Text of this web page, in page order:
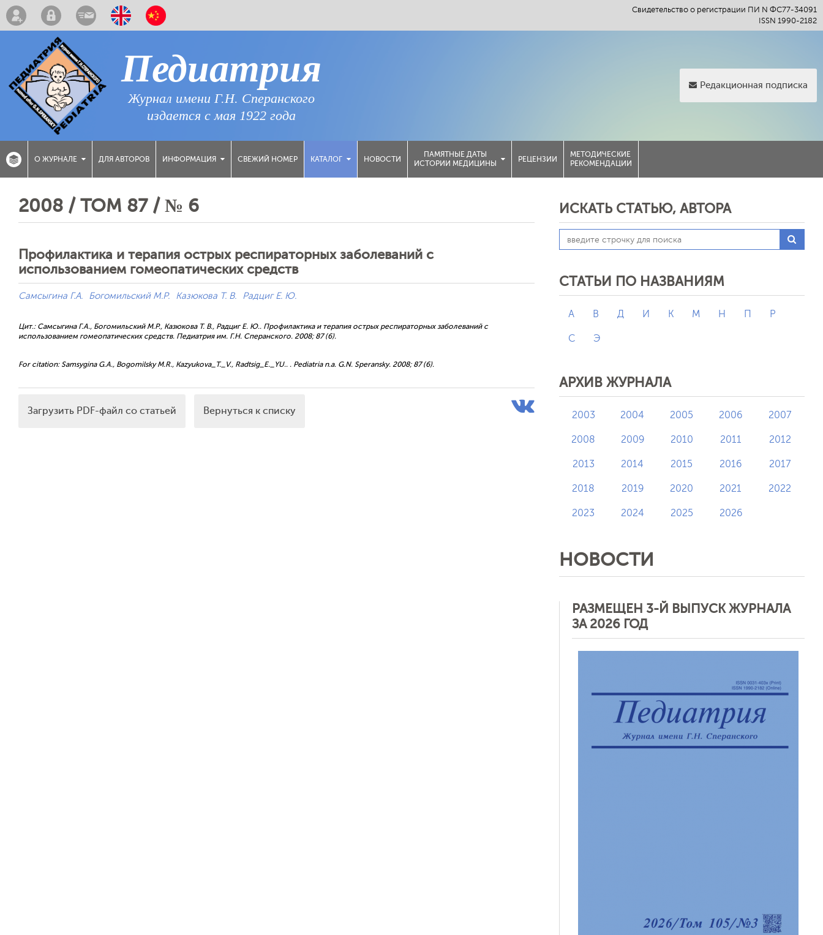
Свидетельство о регистрации ПИ N ФС77-34091
ISSN 1990-2182
Педиатрия
Журнал имени Г.Н. Сперанского
издается с мая 1922 года
Редакционная подписка
О ЖУРНАЛЕ ДЛЯ АВТОРОВ ИНФОРМАЦИЯ СВЕЖИЙ НОМЕР КАТАЛОГ НОВОСТИ
ПАМЯТНЫЕ ДАТЫ
ИСТОРИИ МЕДИЦИНЫ
РЕЦЕНЗИИ
МЕТОДИЧЕСКИЕ
РЕКОМЕНДАЦИИ
2008 / ТОМ 87 / № 6
Профилактика и терапия острых респираторных заболеваний с
использованием гомеопатических средств
Самсыгина Г.А. Богомильский М.Р. Казюкова Т. В. Радциг Е. Ю.
Цит.: Самсыгина Г.А., Богомильский М.Р., Казюкова Т. В., Радциг Е. Ю.. Профилактика и терапия острых респираторных заболеваний с
использованием гомеопатических средств. Педиатрия им. Г.Н. Сперанского. 2008; 87 (6).
For citation: Samsygina G.A., Bogomilsky М.R., Kazyukova_T._V., Radtsig_E._YU.. . Pediatria n.a. G.N. Speransky. 2008; 87 (6).
Загрузить PDF-файл со статьей Вернуться к списку
ИСКАТЬ СТАТЬЮ, АВТОРА
СТАТЬИ ПО НАЗВАНИЯМ
А В Д И К М Н П Р
С Э
АРХИВ ЖУРНАЛА
2003 2004 2005 2006 2007
2008 2009 2010 2011 2012
2013 2014 2015 2016 2017
2018 2019 2020 2021 2022
2023 2024 2025 2026
НОВОСТИ
РАЗМЕЩЕН 3-Й ВЫПУСК ЖУРНАЛА
ЗА 2026 ГОД